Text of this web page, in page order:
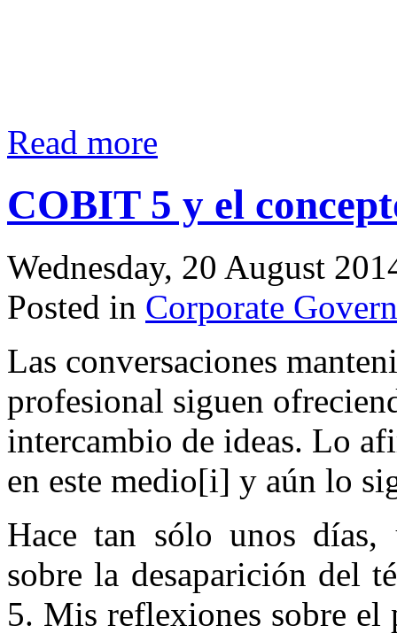
Read more
COBIT 5 y el
Wednesday, 20 August
Posted in Corporate
Las conversaciones
profesional siguen
intercambio de ideas. Lo
en este medio[i] y aún lo
Hace tan sólo unos días,
sobre la desaparición del
5. Mis reflexiones sobre el